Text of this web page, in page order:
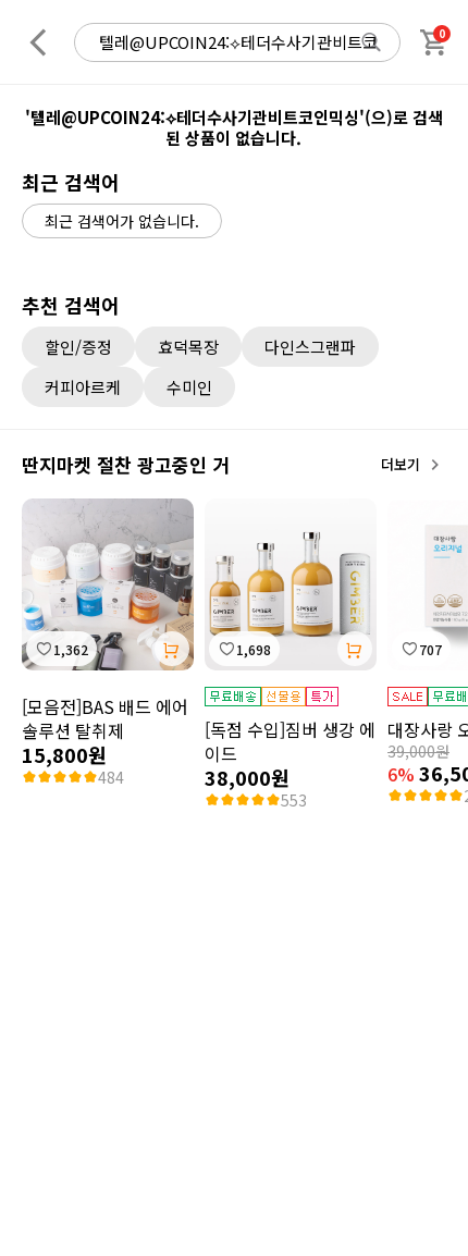
0
'텔레@UPCOIN24:⟡테더수사기관비트코인믹싱'(으)로 검색
된 상품이 없습니다.
최근 검색어
최근 검색어가 없습니다.
추천 검색어
할인/증정 효덕목장
다인스그랜파
커피아르케
수미인
딴지마켓 절찬 광고중인 거 더보기
1,362
[모음전]BAS 배드 에어
솔루션 탈취제
15,800원
484
1,698
[독점 수입]짐버 생강 에
이드
38,000원
553
707
대장사랑
39,000원
6%